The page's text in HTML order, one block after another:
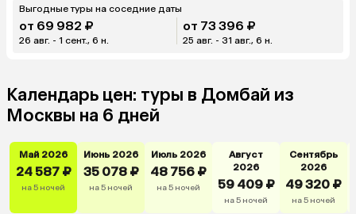
Выгодные туры на соседние даты
от 69 982 ₽
26 авг. - 1 сент., 6 н.
от 73 396 ₽
25 авг. - 31 авг., 6 н.
Календарь цен: туры в Домбай из
Москвы на 6 дней
Май 2026
24 587 ₽
на 5 ночей
Июнь 2026
35 078 ₽
на 5 ночей
Июль 2026
48 756 ₽
на 5 ночей
Август
2026
59 409 ₽
на 5 ночей
Сентябрь
2026
49 320 ₽
на 5 ночей